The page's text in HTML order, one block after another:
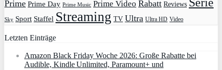
Prime Prime Day Prime Music Prime Video Rabatt Reviews
Sky Sport Staffel Streaming TV Ultra Ultra HD Video
Letzten Einträge
Amazon Black Friday Woche 2026: Große Rabatte bei
Audible, Kindle Unlimited, Paramount+ und